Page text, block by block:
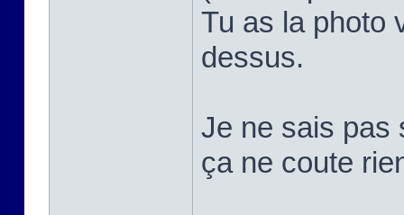
Tu as la photo
dessus.
Je ne sais pas
ça ne coute